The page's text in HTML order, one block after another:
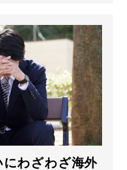
にわざわざ海外